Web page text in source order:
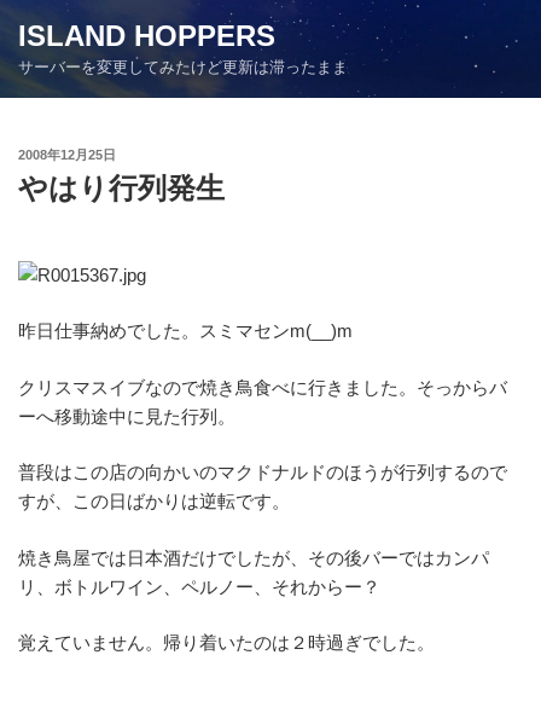
ン
ISLAND HOPPERS
サーバーを変更してみたけど更新は滞ったまま
投
稿
日:
2008年12月25日
やはり行列発生
昨日仕事納めでした。スミマセンm(__)m
クリスマスイブなので焼き鳥食べに行きました。そっからバ
ーへ移動途中に見た行列。
普段はこの店の向かいのマクドナルドのほうが行列するので
すが、この日ばかりは逆転です。
焼き鳥屋では日本酒だけでしたが、その後バーではカンパ
リ、ボトルワイン、ペルノー、それからー？
覚えていません。帰り着いたのは２時過ぎでした。